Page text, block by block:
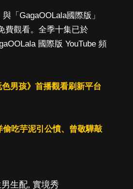
「GagaOOLala國際版」
費觀看。全季十集已於
國際版 YouTube 頻
男孩》首播觀看刷新平台
偷吃芋泥引公憤、曾敬驊敲
生配, 實境秀